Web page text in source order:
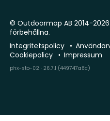
© Outdoormap AB 2014-
förbehållna.
Integritetspolicy
Cookiepolicy
Impressum
phx-sto-02 · 26.7.1 (449747a8c)